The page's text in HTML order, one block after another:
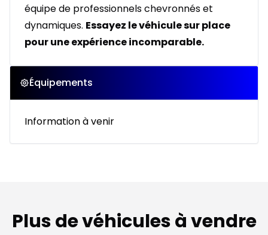
équipe de professionnels chevronnés et
dynamiques. Essayez le véhicule sur place
pour une expérience incomparable.
Équipements
Information à venir
Plus de véhicules à vendre